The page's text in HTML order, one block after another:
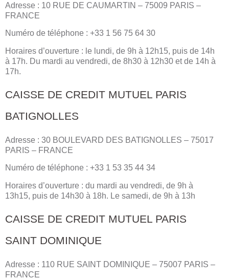
Adresse : 10 RUE DE CAUMARTIN – 75009 PARIS –
FRANCE
Numéro de téléphone : +33 1 56 75 64 30
Horaires d’ouverture : le lundi, de 9h à 12h15, puis de 14h
à 17h. Du mardi au vendredi, de 8h30 à 12h30 et de 14h à
17h.
CAISSE DE CREDIT MUTUEL PARIS
BATIGNOLLES
Adresse : 30 BOULEVARD DES BATIGNOLLES – 75017
PARIS – FRANCE
Numéro de téléphone : +33 1 53 35 44 34
Horaires d’ouverture : du mardi au vendredi, de 9h à
13h15, puis de 14h30 à 18h. Le samedi, de 9h à 13h
CAISSE DE CREDIT MUTUEL PARIS
SAINT DOMINIQUE
Adresse : 110 RUE SAINT DOMINIQUE – 75007 PARIS –
FRANCE